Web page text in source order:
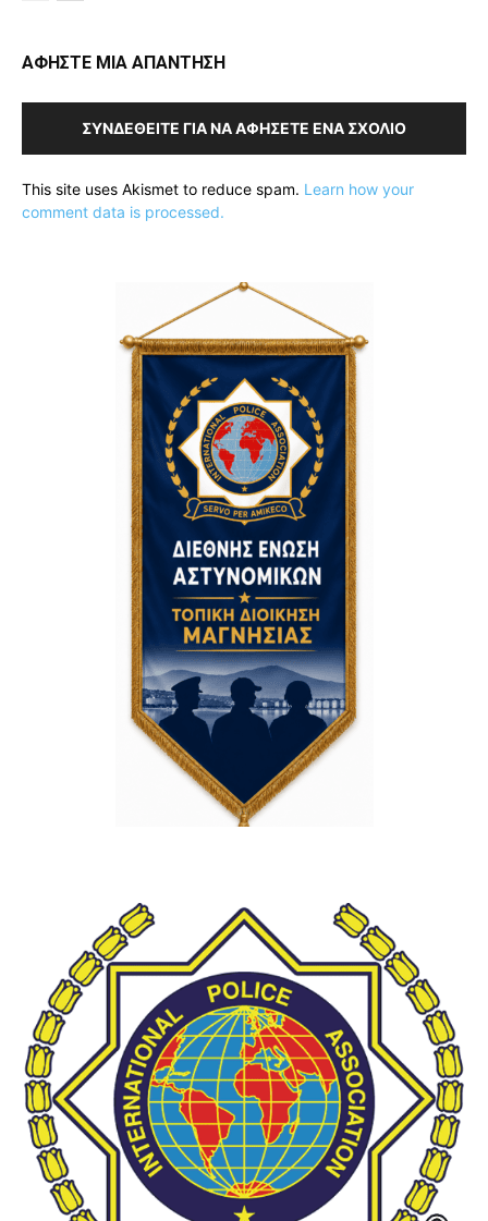
ΑΦΗΣΤΕ ΜΙΑ ΑΠΑΝΤΗΣΗ
ΣΥΝΔΕΘΕΊΤΕ ΓΙΑ ΝΑ ΑΦΉΣΕΤΕ ΈΝΑ ΣΧΌΛΙΟ
This site uses Akismet to reduce spam. Learn how your
comment data is processed.